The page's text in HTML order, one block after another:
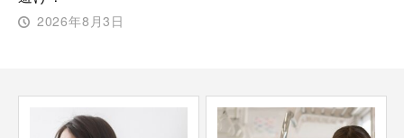
2026年8月3日